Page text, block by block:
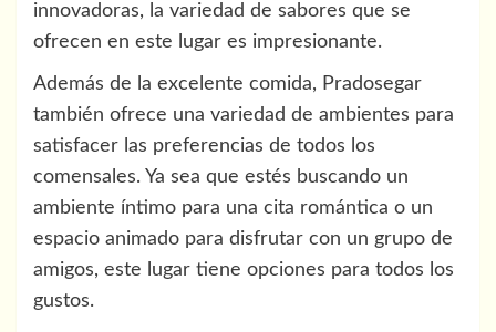
innovadoras, la variedad de sabores que se
ofrecen en este lugar es impresionante.
Además de la excelente comida, Pradosegar
también ofrece una variedad de ambientes para
satisfacer las preferencias de todos los
comensales. Ya sea que estés buscando un
ambiente íntimo para una cita romántica o un
espacio animado para disfrutar con un grupo de
amigos, este lugar tiene opciones para todos los
gustos.